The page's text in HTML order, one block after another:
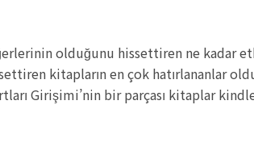
olduğunu hissettiren ne kadar
kitapların en çok hatırlananlar
Girişimi’nin bir parçası kitaplar